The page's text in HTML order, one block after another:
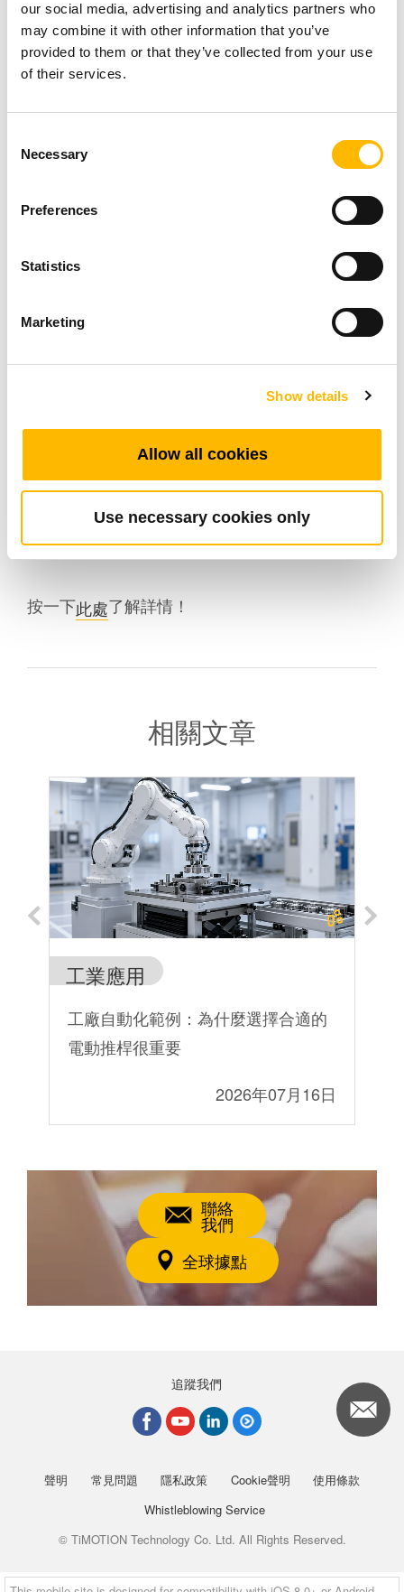
our social media, advertising and analytics partners who
may combine it with other information that you’ve
provided to them or that they’ve collected from your use
of their services.
Selection
Necessary
Preferences
Statistics
Marketing
Show details
Allow all cookies
Use necessary cookies only
縮遮陽篷都是旅行時的必備品。
TA16和TA4是使用可伸縮遮陽篷時的最佳選
擇。這兩個電動直線推桿具備 IP66 防護等
可調式桌子
對露營車來說，能夠充分利用空間至關重
您可在需要時升起桌子，不需使用時可將其
我們的升降立柱（如
）具備出色的穩定
TiMOTION希望能在各方面提供協助，就連度假
也不例外！我們針對露營車提供許多可靠產品，
幫助您享受放鬆生活！
按一下此處了解詳情！
相關文章
工業應用
工廠自動化範例：為什麼選擇合適的
電動推桿很重要
2026年07月16日
聯絡
我們
全球據點
追蹤我們
聲明 常見問題 隱私政策 Cookie聲明
使用條款
Whistleblowing Service
© TiMOTION Technology Co. Ltd. All Rights Reserved.